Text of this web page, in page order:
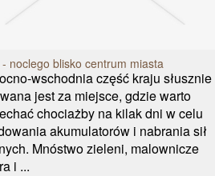
- noclego blisko centrum miasta
wschodnia część kraju słusznie
jest za miejsce, gdzie warto
chociażby na kilak dni w celu
akumulatorów i nabrania sił
Mnóstwo zieleni, malownicze
i ...